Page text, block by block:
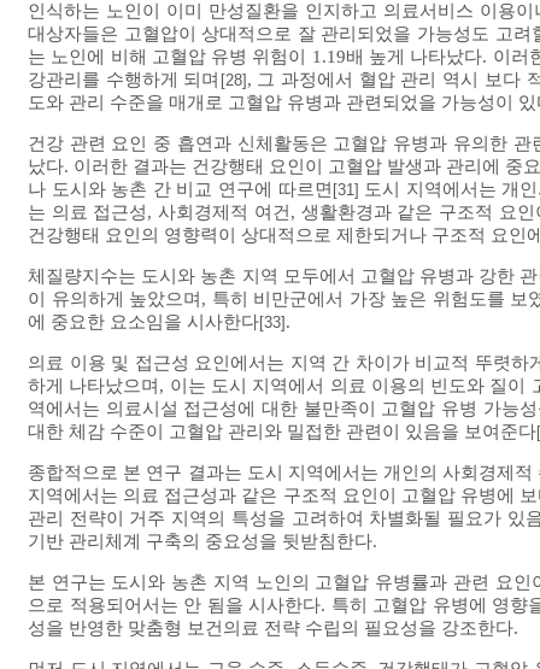
인식하는 노인이 이미 만성질환을 인지하고 의료서비스 이용
대상자들은 고혈압이 상대적으로 잘 관리되었을 가능성도 고려
는 노인에 비해 고혈압 유병 위험이 1.19배 높게 나타났다. 이
강관리를 수행하게 되며 [28] , 그 과정에서 혈압 관리 역시 보다
도와 관리 수준을 매개로 고혈압 유병과 관련되었을 가능성이 있
건강 관련 요인 중 흡연과 신체활동은 고혈압 유병과 유의한
났다. 이러한 결과는 건강행태 요인이 고혈압 발생과 관리에 중
나 도시와 농촌 간 비교 연구에 따르면 [31] 도시 지역에서는 개
는 의료 접근성, 사회경제적 여건, 생활환경과 같은 구조적 요
건강행태 요인의 영향력이 상대적으로 제한되거나 구조적 요인
체질량지수는 도시와 농촌 지역 모두에서 고혈압 유병과 강한
이 유의하게 높았으며, 특히 비만군에서 가장 높은 위험도를
에 중요한 요소임을 시사한다[33] .
의료 이용 및 접근성 요인에서는 지역 간 차이가 비교적 뚜렷
하게 나타났으며, 이는 도시 지역에서 의료 이용의 빈도와 질
역에서는 의료시설 접근성에 대한 불만족이 고혈압 유병 가능
대한 체감 수준이 고혈압 관리와 밀접한 관련이 있음을 보여준다
종합적으로 본 연구 결과는 도시 지역에서는 개인의 사회경제
지역에서는 의료 접근성과 같은 구조적 요인이 고혈압 유병에
관리 전략이 거주 지역의 특성을 고려하여 차별화될 필요가
기반 관리체계 구축의 중요성을 뒷받침한다.
본 연구는 도시와 농촌 지역 노인의 고혈압 유병률과 관련 요
으로 적용되어서는 안 됨을 시사한다. 특히 고혈압 유병에 영
성을 반영한 맞춤형 보건의료 전략 수립의 필요성을 강조한다.